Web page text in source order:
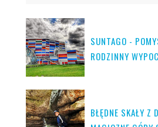
SUNTAGO -
RODZINNY
BŁĘDNE SKAŁY Z